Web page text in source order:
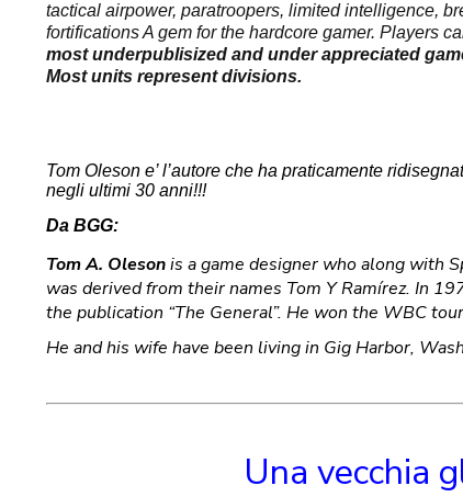
tactical airpower, paratroopers, limited intelligence,
fortifications A gem for the hardcore gamer. Players
most underpublisized and under appreciated
Most units represent divisions.
Tom Oleson e’ l’autore che ha praticamente
negli ultimi 30 anni!!!
Da BGG:
Tom A. Olesonis a game designer who along with
was derived from their names Tom Y Ramírez. In
the publication “The General”. He won the WBC
He and his wife have been living in Gig Harbor,
Una vecchia